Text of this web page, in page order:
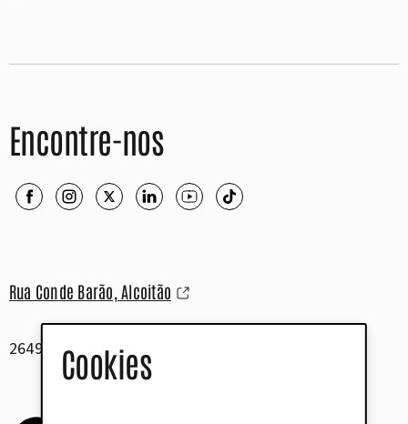
Cookies
Encontre-nos
Rua Conde Barão, Alcoitão
2649-506 Alcabideche